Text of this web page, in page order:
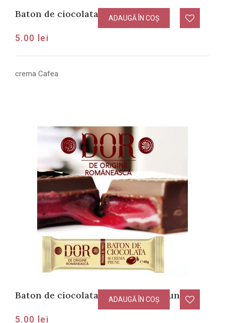
Baton de ciocolata cu crema Cafea
5.00 lei
ADAUGĂ ÎN COȘ
crema Cafea
Baton de ciocolata cu crema de Prune
5.00 lei
ADAUGĂ ÎN COȘ